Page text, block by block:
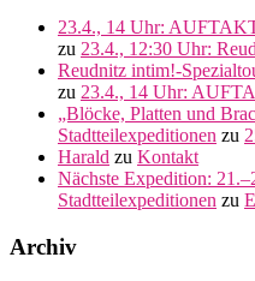
23.4., 14 Uhr:
zu 23.4., 12:30 Uhr:
Reudnitz intim!-
zu 23.4., 14 Uhr:
„Blöcke, Platten und
Stadtteilexpeditionen zu
Harald zu Kontakt
Nächste Expedition:
Stadtteilexpeditionen zu
Archiv